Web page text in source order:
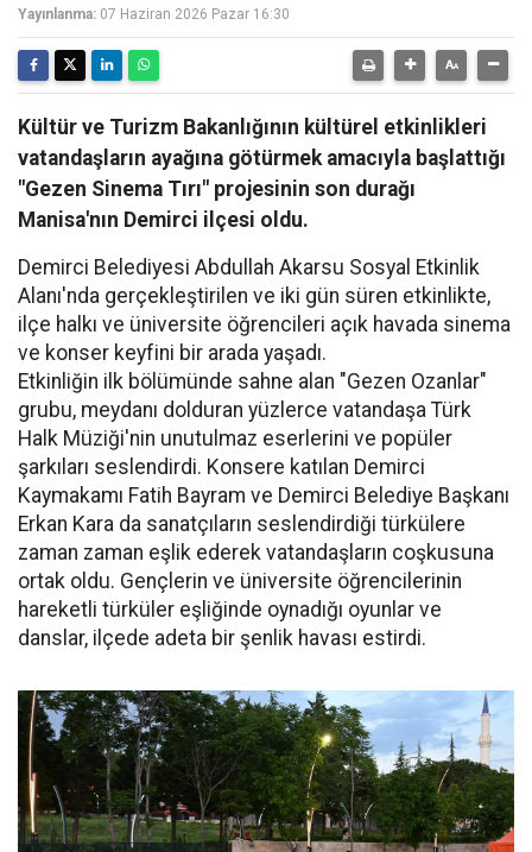
Yayınlanma: 07 Haziran 2026 Pazar 16:30
Kültür ve Turizm Bakanlığının kültürel etkinlikleri
vatandaşların ayağına götürmek amacıyla başlattığı
"Gezen Sinema Tırı" projesinin son durağı
Manisa'nın Demirci ilçesi oldu.
Demirci Belediyesi Abdullah Akarsu Sosyal Etkinlik
Alanı'nda gerçekleştirilen ve iki gün süren etkinlikte,
ilçe halkı ve üniversite öğrencileri açık havada sinema
ve konser keyfini bir arada yaşadı.
Etkinliğin ilk bölümünde sahne alan "Gezen Ozanlar"
grubu, meydanı dolduran yüzlerce vatandaşa Türk
Halk Müziği'nin unutulmaz eserlerini ve popüler
şarkıları seslendirdi. Konsere katılan Demirci
Kaymakamı Fatih Bayram ve Demirci Belediye Başkanı
Erkan Kara da sanatçıların seslendirdiği türkülere
zaman zaman eşlik ederek vatandaşların coşkusuna
ortak oldu. Gençlerin ve üniversite öğrencilerinin
hareketli türküler eşliğinde oynadığı oyunlar ve
danslar, ilçede adeta bir şenlik havası estirdi.